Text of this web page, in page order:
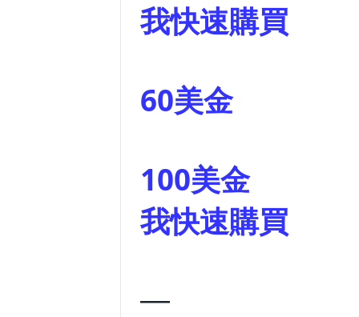
我快速購買
60美金
100美金
我快速購買
—